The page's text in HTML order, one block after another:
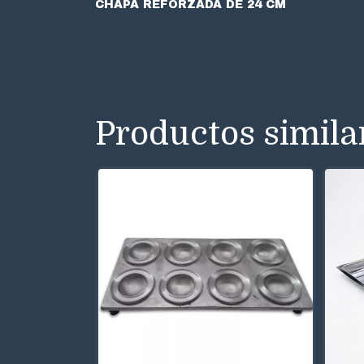
CHAPA REFORZADA DE 24 CM
Productos